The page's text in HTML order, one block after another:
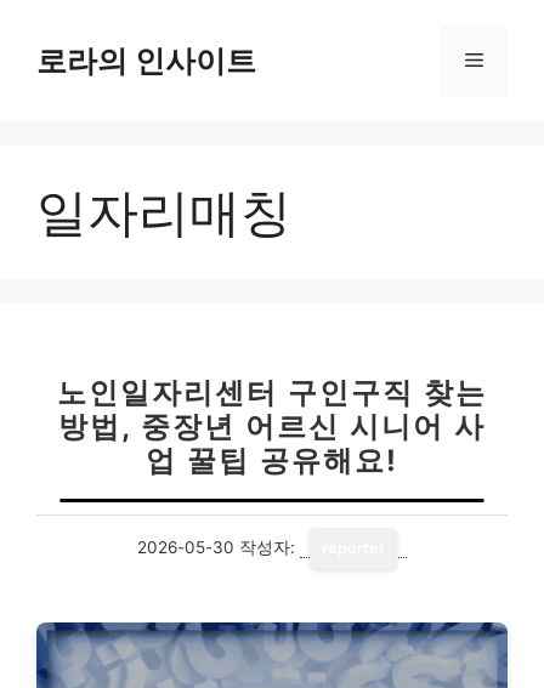
로라의 인사이트 메
일자리매칭
노인일자리센터 구인구직 찾는
방법, 중장년 어르신 시니어 사
업 꿀팁 공유해요!
2026-05-30 작성자: